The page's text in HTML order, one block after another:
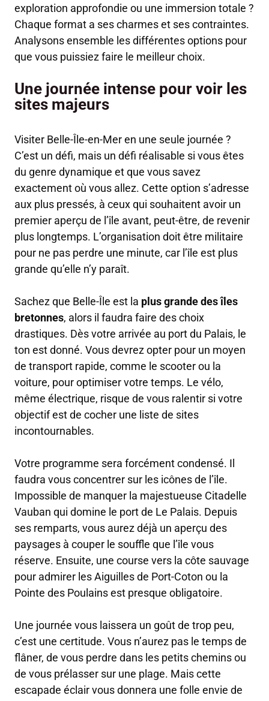
exploration approfondie ou une immersion totale ?
Chaque format a ses charmes et ses contraintes.
Analysons ensemble les différentes options pour
que vous puissiez faire le meilleur choix.
Une journée intense pour voir les
sites majeurs
Visiter Belle-Île-en-Mer en une seule journée ?
C’est un défi, mais un défi réalisable si vous êtes
du genre dynamique et que vous savez
exactement où vous allez. Cette option s’adresse
aux plus pressés, à ceux qui souhaitent avoir un
premier aperçu de l’île avant, peut-être, de revenir
plus longtemps. L’organisation doit être militaire
pour ne pas perdre une minute, car l’île est plus
grande qu’elle n’y paraît.
Sachez que Belle-Île est la plus grande des îles
bretonnes, alors il faudra faire des choix
drastiques. Dès votre arrivée au port du Palais, le
ton est donné. Vous devrez opter pour un moyen
de transport rapide, comme le scooter ou la
voiture, pour optimiser votre temps. Le vélo,
même électrique, risque de vous ralentir si votre
objectif est de cocher une liste de sites
incontournables.
Votre programme sera forcément condensé. Il
faudra vous concentrer sur les icônes de l’île.
Impossible de manquer la majestueuse Citadelle
Vauban qui domine le port de Le Palais. Depuis
ses remparts, vous aurez déjà un aperçu des
paysages à couper le souffle que l’île vous
réserve. Ensuite, une course vers la côte sauvage
pour admirer les Aiguilles de Port-Coton ou la
Pointe des Poulains est presque obligatoire.
Une journée vous laissera un goût de trop peu,
c’est une certitude. Vous n’aurez pas le temps de
flâner, de vous perdre dans les petits chemins ou
de vous prélasser sur une plage. Mais cette
escapade éclair vous donnera une folle envie de